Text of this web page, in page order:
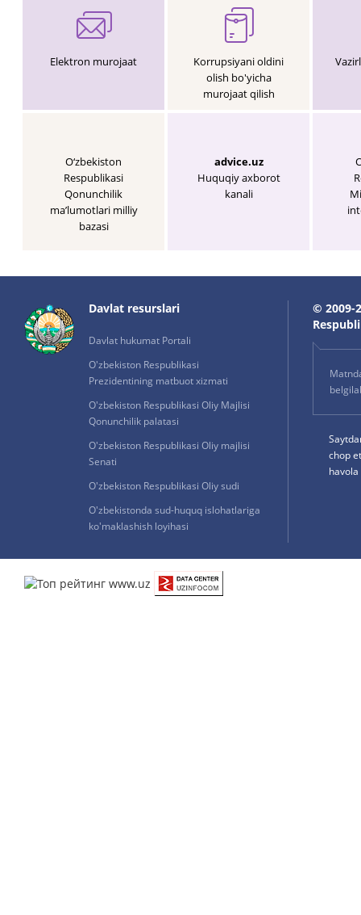
Elektron murojaat
Korrupsiyani oldini
olish bo'yicha
murojaat qilish
O‘zbekiston
Respublikasi
Qonunchilik
maʼlumotlari milliy
bazasi
advice.uz
Huquqiy axborot
kanali
Davlat resurslari
Davlat hukumat Portali
O'zbekiston Respublikasi
Prezidentining matbuot xizmati
O'zbekiston Respublikasi Oliy Majlisi
Qonunchilik palatasi
O'zbekiston Respublikasi Oliy majlisi
Senati
O'zbekiston Respublikasi Oliy sudi
O'zbekistonda sud-huquq islohatlariga
ko'maklashish loyihasi
© 2009-
chop